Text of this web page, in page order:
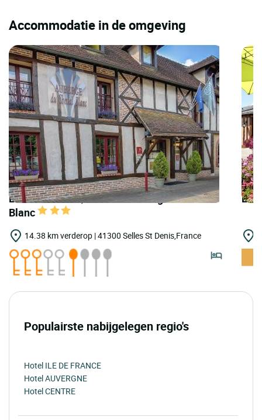
Accommodatie in de omgeving
LOGIS HOTELS | Teritoria Auberge du Cheval
Blanc
14.38 km verderop | 41300 Selles St Denis,France
Populairste nabijgelegen regio's
Hotel ILE DE FRANCE
Hotel AUVERGNE
Hotel CENTRE